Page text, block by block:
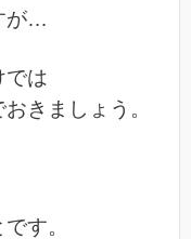
が…
では
きましょう。
す。